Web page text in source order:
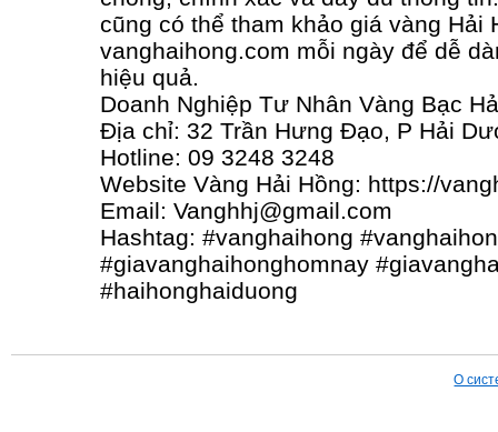
cũng có thể tham khảo giá vàng Hải
vanghaihong.com mỗi ngày để dễ
hiệu quả.
Doanh Nghiệp Tư Nhân Vàng Bạc
Địa chỉ: 32 Trần Hưng Đạo, P Hải
Hotline: 09 3248 3248
Website Vàng Hải Hồng: https://
Email: Vanghhj@gmail.com
Hashtag: #vanghaihong
#giavanghaihonghomnay
#haihonghaiduong
О